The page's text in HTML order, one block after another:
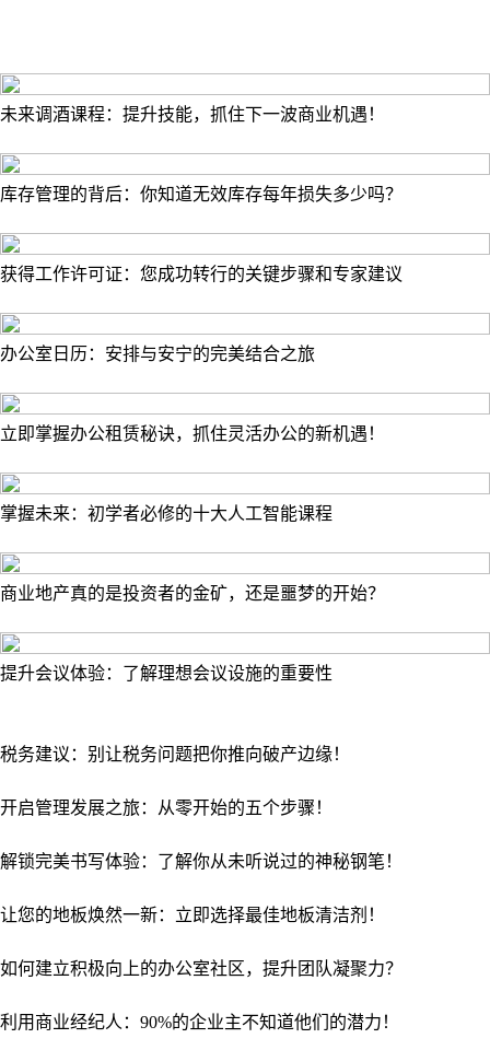
未来调酒课程：提升技能，抓住下一波商业机遇！
库存管理的背后：你知道无效库存每年损失多少吗？
获得工作许可证：您成功转行的关键步骤和专家建议
办公室日历：安排与安宁的完美结合之旅
立即掌握办公租赁秘诀，抓住灵活办公的新机遇！
掌握未来：初学者必修的十大人工智能课程
商业地产真的是投资者的金矿，还是噩梦的开始？
提升会议体验：了解理想会议设施的重要性
税务建议：别让税务问题把你推向破产边缘！
开启管理发展之旅：从零开始的五个步骤！
解锁完美书写体验：了解你从未听说过的神秘钢笔！
让您的地板焕然一新：立即选择最佳地板清洁剂！
如何建立积极向上的办公室社区，提升团队凝聚力？
利用商业经纪人：90%的企业主不知道他们的潜力！